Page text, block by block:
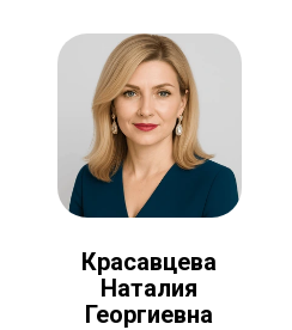
Красавцева
Наталия
Георгиевна